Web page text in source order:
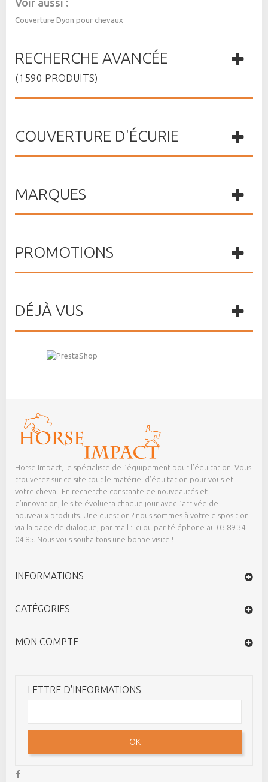
Couverture Dyon pour chevaux
RECHERCHE AVANCÉE
(1590 PRODUITS)
COUVERTURE D'ÉCURIE
MARQUES
PROMOTIONS
DÉJÀ VUS
Horse Impact, le spécialiste de l’équipement pour l’équitation. Vous
trouverez sur ce site tout le matériel d’équitation pour vous et
votre cheval. En recherche constante de nouveautés et
d’innovation, le site évoluera chaque jour avec l’arrivée de
nouveaux produits. Une question ? nous sommes à votre disposition
via la page de dialogue, par mail : ici ou par téléphone au 03 89 34
04 85. Nous vous souhaitons une bonne visite !
INFORMATIONS
CATÉGORIES
MON COMPTE
LETTRE D'INFORMATIONS
OK